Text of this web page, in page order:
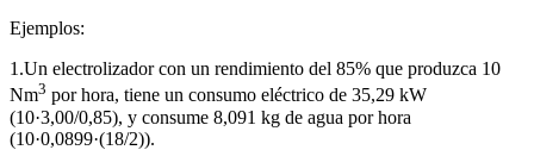
Ejemplos:
1.Un electrolizador con un rendimiento del 85% que produzca 10
Nm3 por hora, tiene un consumo eléctrico de 35,29 kW
(10·3,00/0,85), y consume 8,091 kg de agua por hora
(10·0,0899·(18/2)).